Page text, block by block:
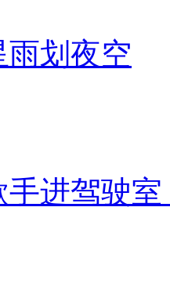
划夜空
进驾驶